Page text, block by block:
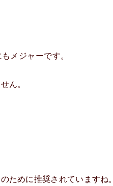
メジャーです。
ん。
ために推奨されていますね。